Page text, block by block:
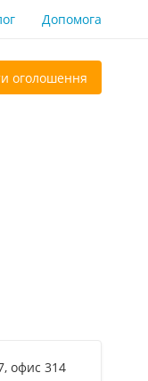
Допомога
оголошення
офис 314